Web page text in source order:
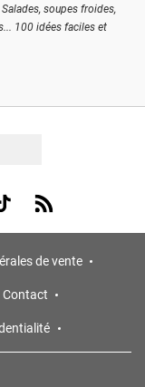
soupes froides,
100 idées faciles et
Youtube
us on Tiktok
Visit us on Rss
de vente
Contact